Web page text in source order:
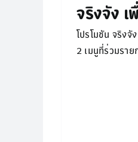
จริงจัง เ
โปรโมชัน จริง
2 เมนูที่ร่วมรา